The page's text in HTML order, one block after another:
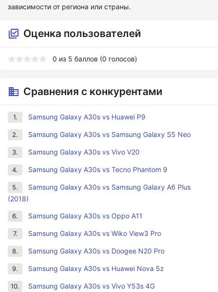
зависимости от региона или страны.
Оценка пользователей
0 из 5 баллов (0 голосов)
Сравнения с конкурентами
1. Samsung Galaxy A30s vs Huawei P9
2. Samsung Galaxy A30s vs Samsung Galaxy S5 Neo
3. Samsung Galaxy A30s vs Vivo V20
4. Samsung Galaxy A30s vs Tecno Phantom 9
5.
Samsung Galaxy A30s vs Samsung Galaxy A6 Plus
(2018)
6. Samsung Galaxy A30s vs Oppo A11
7. Samsung Galaxy A30s vs Wiko View3 Pro
8. Samsung Galaxy A30s vs Doogee N20 Pro
9. Samsung Galaxy A30s vs Huawei Nova 5z
10. Samsung Galaxy A30s vs Vivo Y53s 4G